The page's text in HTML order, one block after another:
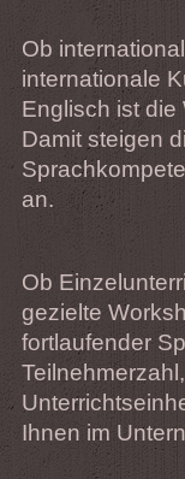
Ob
internationale
Englisch ist die
Damit steigen
an.
Ob
gezielte
fortlaufender
Ihnen im